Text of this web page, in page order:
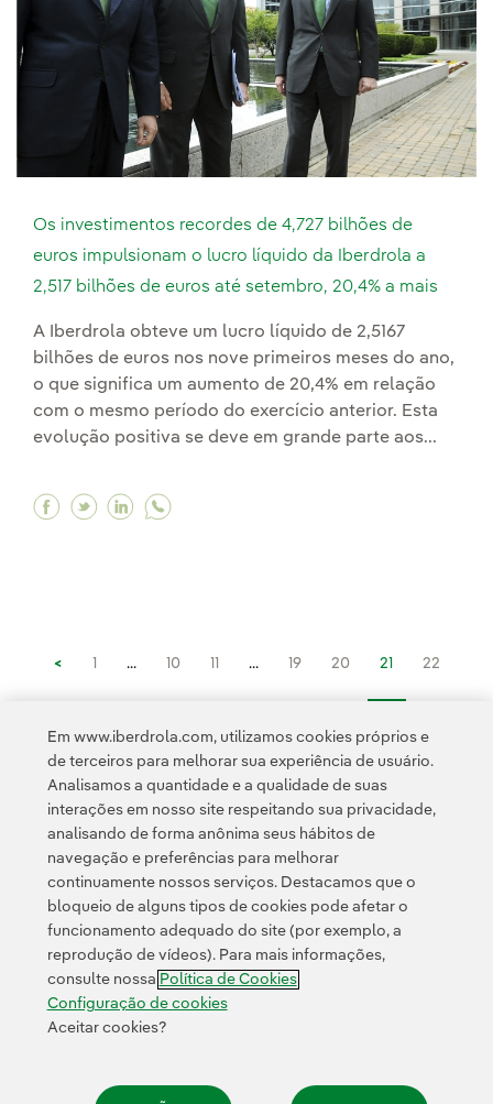
Os investimentos recordes de 4,727 bilhões de
euros impulsionam o lucro líquido da Iberdrola a
2,517 bilhões de euros até setembro, 20,4% a mais
A Iberdrola obteve um lucro líquido de 2,5167
bilhões de euros nos nove primeiros meses do ano,
o que significa um aumento de 20,4% em relação
com o mesmo período do exercício anterior. Esta
evolução positiva se deve em grande parte aos...
Facebook Os investimentos recordes de
Twitter Os investimentos recordes de
Linkedin Os investimentos recordes
< 1 ... 10 11 ... 19 20 21 22
23 >
Política de Privacidade Informação legal
Transparência no uso da IA Política de cookies Configuração de cookies
Acessibilidade Canal de denúncias
© 2026 Iberdrola, S.A. Todos os direitos reservados.
Em www.iberdrola.com, utilizamos cookies próprios e
de terceiros para melhorar sua experiência de usuário.
Analisamos a quantidade e a qualidade de suas
interações em nosso site respeitando sua privacidade,
analisando de forma anônima seus hábitos de
navegação e preferências para melhorar
continuamente nossos serviços. Destacamos que o
bloqueio de alguns tipos de cookies pode afetar o
funcionamento adequado do site (por exemplo, a
reprodução de vídeos). Para mais informações,
consulte nossa Política de Cookies
Configuração de cookies
Aceitar cookies?